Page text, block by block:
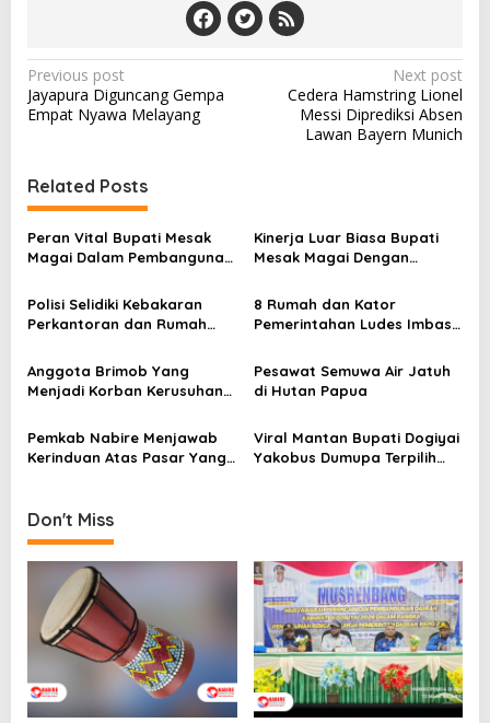
P
o
t
n
a
v
i
g
t
o
Previous post
Jayapura Diguncang Gempa
Empat Nyawa Melayang
Next post
Cedera Hamstring Lionel
Messi Diprediksi Absen
Lawan Bayern Munich
Related Posts
Peran Vital Bupati Mesak
Magai Dalam Pembangunan
Kinerja Luar Biasa Bupati
Mesak Magai Dengan
Terencana,Terukur Serta
Mudah Diaplikasikan
Polisi Selidiki Kebakaran
Perkantoran dan Rumah
Dogiyai
8 Rumah dan Kator
Pemerintahan Ludes Imbas
Dogiyai Papua Tengah
Anggota Brimob Yang
Menjadi Korban Kerusuhan
Jakarta
Pesawat Semuwa Air Jatuh
di Hutan Papua
Pemkab Nabire Menjawab
Kerinduan Atas Pasar Yang
Viral Mantan Bupati Dogiyai
Yakobus Dumupa Terpilih
Don't Miss